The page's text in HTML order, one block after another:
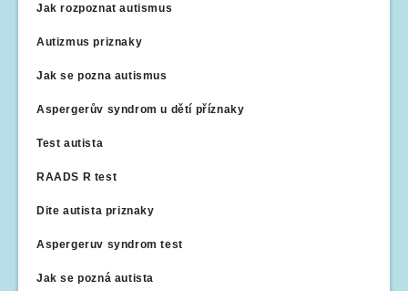
Jak rozpoznat autismus
Autizmus priznaky
Jak se pozna autismus
Aspergerův syndrom u dětí příznaky
Test autista
RAADS R test
Dite autista priznaky
Aspergeruv syndrom test
Jak se pozná autista